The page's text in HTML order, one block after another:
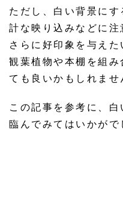
ただし、白い背景に
計な映り込みなどに注
さらに好印象を与え
観葉植物や本棚を組
ても良いかもしれませ
この記事を参考に、
臨んでみてはいかがで